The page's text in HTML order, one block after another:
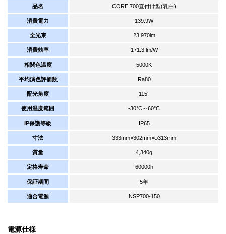
品名 CORE 700直付け型(乳白)
消費電力 139.9W
全光束 23,970lm
消費効率 171.3 lm/W
相関色温度 5000K
平均演色評価数 Ra80
配光角度 115°
使用温度範囲 -30°C～60°C
IP保護等級 IP65
寸法 333mm×302mm×φ313mm
質量 4,340g
定格寿命 60000h
保証期間 5年
適合電源 NSP700-150
電源仕様